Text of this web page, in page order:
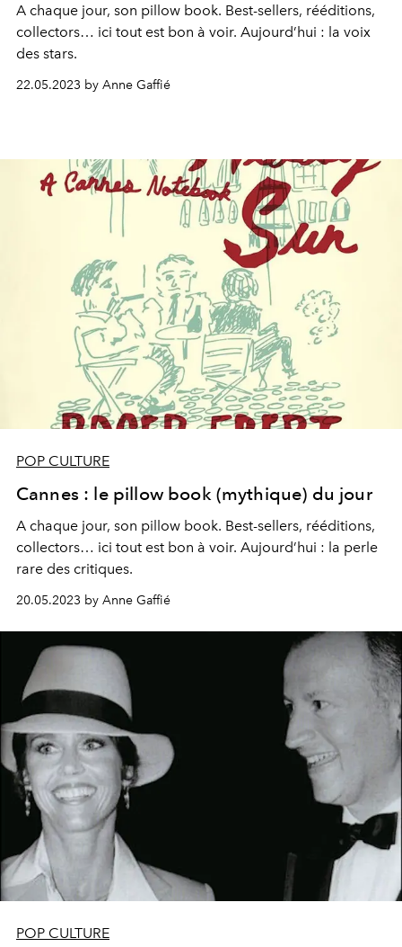
A chaque jour, son pillow book. Best-sellers, rééditions,
collectors… ici tout est bon à voir. Aujourd’hui : la voix
des stars.
22.05.2023 by Anne Gaffié
POP CULTURE
Cannes : le pillow book (mythique) du jour
A chaque jour, son pillow book. Best-sellers, rééditions,
collectors… ici tout est bon à voir. Aujourd’hui : la perle
rare des critiques.
20.05.2023 by Anne Gaffié
POP CULTURE